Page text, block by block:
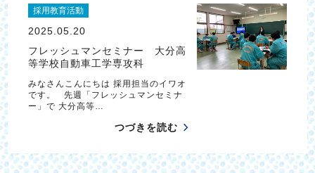
採用教育活動
2025.05.20
フレッシュマンセミナー 大分高
等学校自動車工学専攻科
みなさんこんにちは 採用担当のイワオ
です。 先週「フレッシュマンセミナ
ー」で 大分高等…
つづきを読む